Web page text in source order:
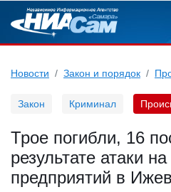
Новости Закон и порядок
Закон Криминал
Трое погибли, 16
результате атаки
предприятий в